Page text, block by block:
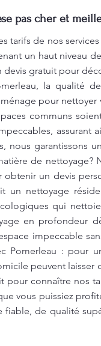
pas cher et
tarifs de nos
un haut niveau
gratuit pour
la qualité
pour
communs
assurant
garantissons
de
un devis
un nettoyage
qui
en profondeur
impeccable
Pomerleau : pour
peuvent laisser
pour connaître nos
vous puissiez
fiable, de qualité